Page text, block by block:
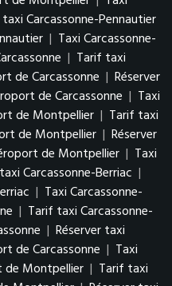
Carcassonne-Pennautier
| Taxi Carcassonne-
| Tarif taxi
de Carcassonne | Réserver
de Carcassonne | Taxi
de Montpellier | Tarif taxi
de Montpellier | Réserver
de Montpellier | Taxi
Carcassonne-Berriac |
| Taxi Carcassonne-
| Tarif taxi Carcassonne-
| Réserver taxi
de Carcassonne | Taxi
de Montpellier | Tarif taxi